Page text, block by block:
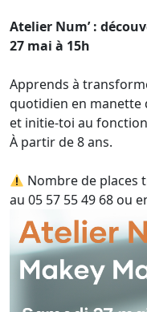
Atelier Num’ :
27 mai à 15h
Apprends à
quotidien en manette
et initie-toi au
À partir de 8 ans.
Nombre de places
au 05 57 55 49 68 ou